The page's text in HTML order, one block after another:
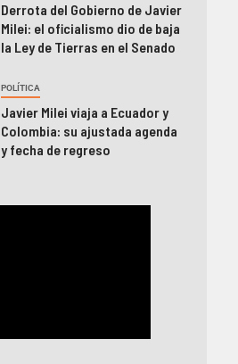
Derrota del Gobierno de Javier
Milei: el oficialismo dio de baja
la Ley de Tierras en el Senado
POLÍTICA
Javier Milei viaja a Ecuador y
Colombia: su ajustada agenda
y fecha de regreso